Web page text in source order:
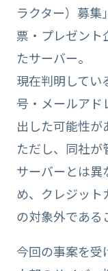
ラクター）募集
票・プレゼント
たサーバー。
現在判明してい
号・メールアド
出した可能性が
ただし、同社
サーバーとは異
め、クレジッ
の対象外である
今回の事案を受